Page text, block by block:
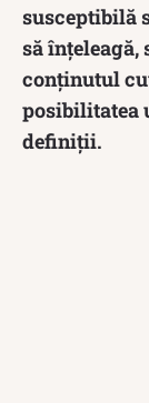
susceptibilă
să
conținutul
posibilitatea
definiții.